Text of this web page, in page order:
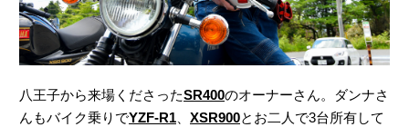
八王子から来場くださったSR400のオーナーさん。ダンナさ
んもバイク乗りでYZF-R1、 XSR900とお二人で3台所有して